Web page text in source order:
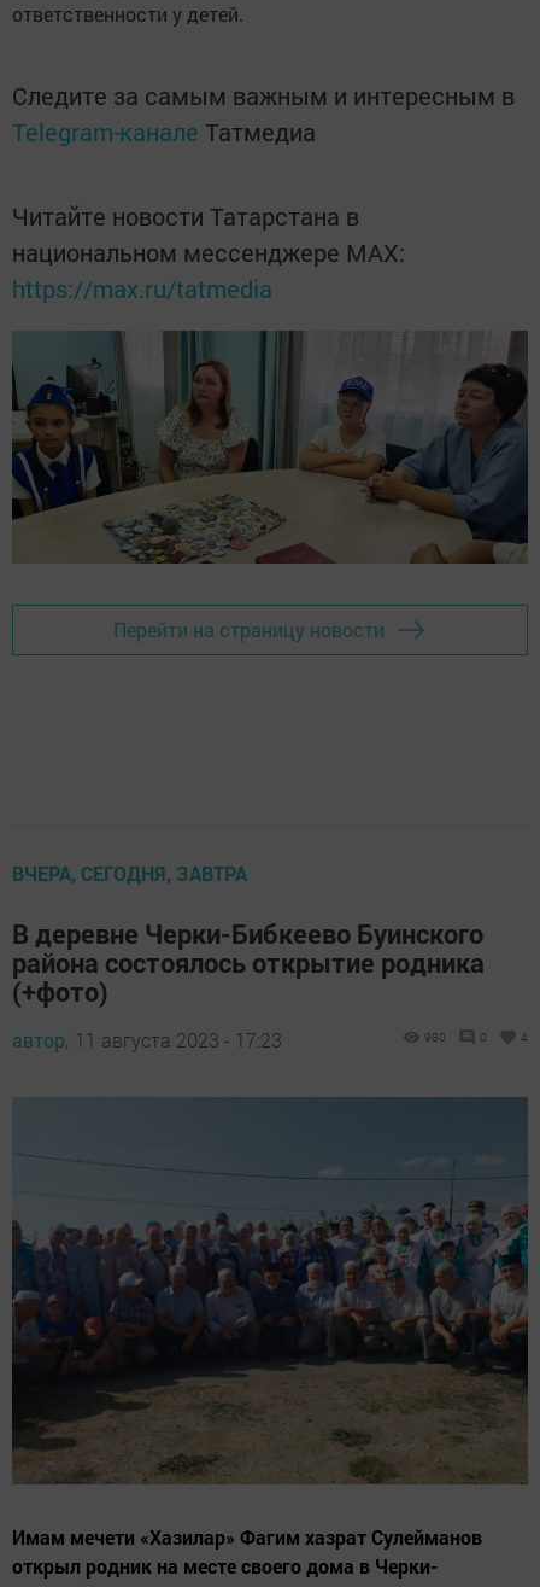
ответственности у детей.
Следите за самым важным и интересным в
Telegram-канале Татмедиа
Читайте новости Татарстана в
национальном мессенджере MАХ:
https://max.ru/tatmedia
Перейти на страницу новости
ВЧЕРА, СЕГОДНЯ, ЗАВТРА
В деревне Черки-Бибкеево Буинского
района состоялось открытие родника
(+фото)
автор, 11 августа 2023 - 17:23 980 0 4
Имам мечети «Хазилар» Фагим хазрат Сулейманов
открыл родник на месте своего дома в Черки-